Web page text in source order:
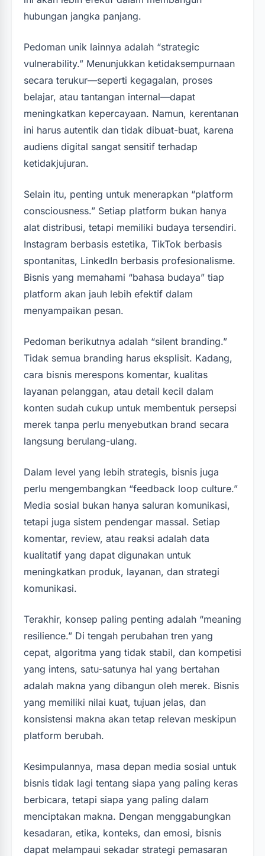
hubungan jangka panjang.
Pedoman unik lainnya adalah “strategic
vulnerability.” Menunjukkan ketidaksempurnaan
secara terukur—seperti kegagalan, proses
belajar, atau tantangan internal—dapat
meningkatkan kepercayaan. Namun, kerentanan
ini harus autentik dan tidak dibuat-buat, karena
audiens digital sangat sensitif terhadap
ketidakjujuran.
Selain itu, penting untuk menerapkan “platform
consciousness.” Setiap platform bukan hanya
alat distribusi, tetapi memiliki budaya tersendiri.
Instagram berbasis estetika, TikTok berbasis
spontanitas, LinkedIn berbasis profesionalisme.
Bisnis yang memahami “bahasa budaya” tiap
platform akan jauh lebih efektif dalam
menyampaikan pesan.
Pedoman berikutnya adalah “silent branding.”
Tidak semua branding harus eksplisit. Kadang,
cara bisnis merespons komentar, kualitas
layanan pelanggan, atau detail kecil dalam
konten sudah cukup untuk membentuk persepsi
merek tanpa perlu menyebutkan brand secara
langsung berulang-ulang.
Dalam level yang lebih strategis, bisnis juga
perlu mengembangkan “feedback loop culture.”
Media sosial bukan hanya saluran komunikasi,
tetapi juga sistem pendengar massal. Setiap
komentar, review, atau reaksi adalah data
kualitatif yang dapat digunakan untuk
meningkatkan produk, layanan, dan strategi
komunikasi.
Terakhir, konsep paling penting adalah “meaning
resilience.” Di tengah perubahan tren yang
cepat, algoritma yang tidak stabil, dan kompetisi
yang intens, satu-satunya hal yang bertahan
adalah makna yang dibangun oleh merek. Bisnis
yang memiliki nilai kuat, tujuan jelas, dan
konsistensi makna akan tetap relevan meskipun
platform berubah.
Kesimpulannya, masa depan media sosial untuk
bisnis tidak lagi tentang siapa yang paling keras
berbicara, tetapi siapa yang paling dalam
menciptakan makna. Dengan menggabungkan
kesadaran, etika, konteks, dan emosi, bisnis
dapat melampaui sekadar strategi pemasaran